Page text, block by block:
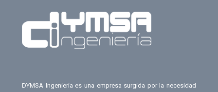
DYMSA Ingeniería es una empresa surgida por la necesidad